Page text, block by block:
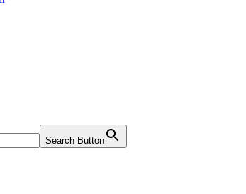
Search Button